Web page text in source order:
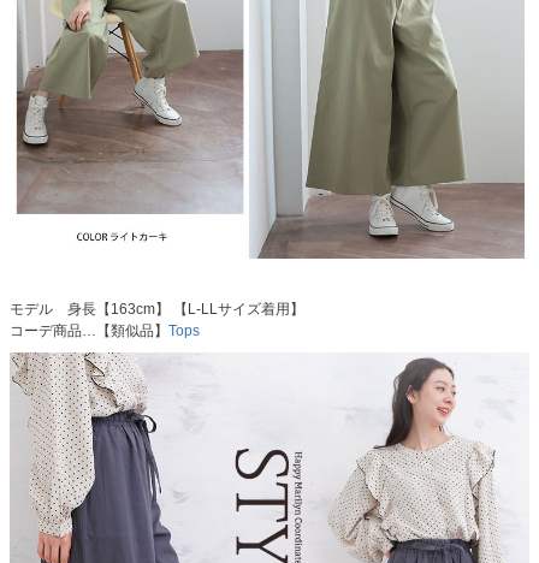
モデル 身長【163cm】 【L-LLサイズ着用】
コーデ商品…【類似品】 Tops